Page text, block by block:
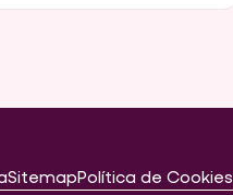
SitemapPolítica de Cookies